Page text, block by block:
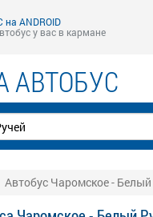
ANDROID
у вас в кармане
АВТОБУС
Автобус Чаромское - Белый